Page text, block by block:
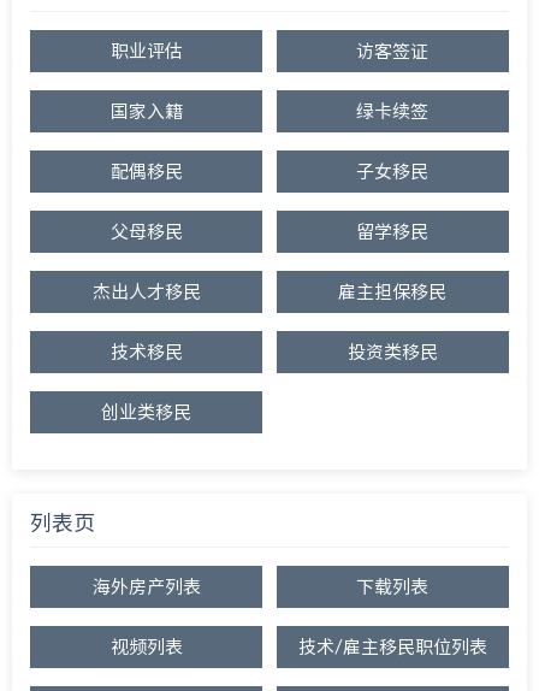
职业评估 访客签证
国家入籍 绿卡续签
配偶移民 子女移民
父母移民 留学移民
杰出人才移民 雇主担保移民
技术移民 投资类移民
创业类移民
列表页
海外房产列表 下载列表
视频列表 技术/雇主移民职位列表